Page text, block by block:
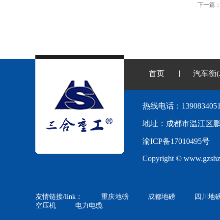
下一篇
首页 汽车衡
热线电话：
地址：成都市温江区
渝ICP备17010495号
Copyright ©
友情链接/link： 重庆地磅 成都地磅
四川地
空压机
电力电缆